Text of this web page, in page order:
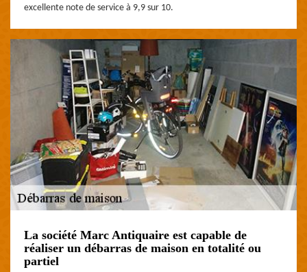
excellente note de service à 9,9 sur 10.
La société Marc Antiquaire est capable de
réaliser un débarras de maison en totalité ou
partiel